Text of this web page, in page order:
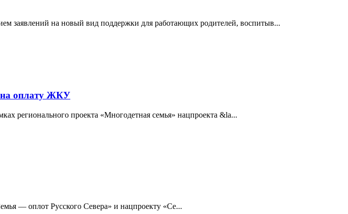
заявлений на новый вид поддержки для работающих родителей, воспитыв...
на оплату ЖКУ
регионального проекта «Многодетная семья» нацпроекта &la...
— оплот Русского Севера» и нацпроекту «Се...